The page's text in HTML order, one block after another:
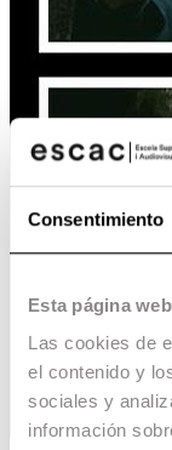
Consentimiento
Esta página
Las cookies de
el contenido y
sociales y
información